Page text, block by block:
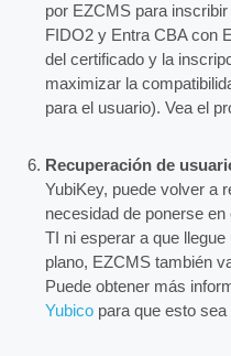
por EZCMS para
FIDO2 y Entra CBA con
del certificado y la
maximizar la
para el usuario). Vea el
Recuperación de
YubiKey, puede volver a
necesidad de ponerse
TI ni esperar a que
plano, EZCMS también
Puede obtener más
Yubico para que esto